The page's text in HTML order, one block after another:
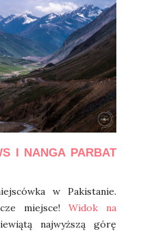
I NANGA PARBAT
w Pakistanie.
miejsce! Widok na
najwyższą górę